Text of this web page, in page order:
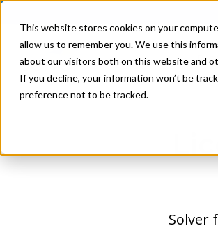
This website stores cookies on your
allow us to remember you. We use this
about our visitors both on this website and
If you decline, your information won’t be
preference not to be tracked.
Solver